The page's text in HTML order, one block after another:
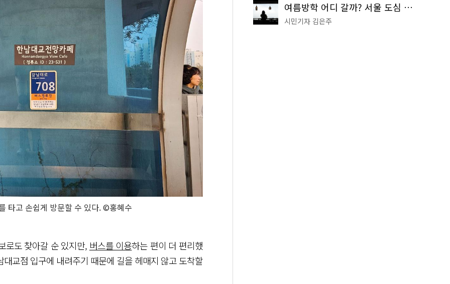
타고 손쉽게 방문할 수 있다. ©홍혜수
로도 찾아갈 순 있지만, 버스를 이용하는 편이 더 편리했
교점 입구에 내려주기 때문에 길을 헤매지 않고 도착할
여름방학 어디 갈까? 서울 도심 무료 실내 여행 코스 추천
시민기자 김은주